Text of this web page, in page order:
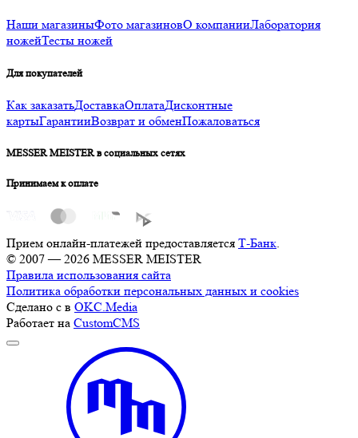
Наши магазиныФото магазиновО компанииЛаборатория
ножейТесты ножей
Для покупателей
Как заказатьДоставкаОплатаДисконтные
картыГарантииВозврат и обменПожаловаться
MESSER MEISTER в социальных сетях
Принимаем к оплате
Прием онлайн-платежей предоставляется Т-Банк.
© 2007 — 2026 MESSER MEISTER
Правила использования сайта
Политика обработки персональных данных и cookies
Сделано с в OKC.Media
Работает на CustomCMS